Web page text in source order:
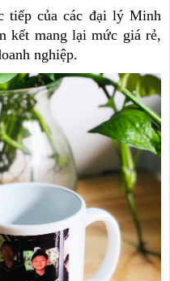
tiếp của các đại lý Minh
kết mang lại mức giá rẻ,
nghiệp.